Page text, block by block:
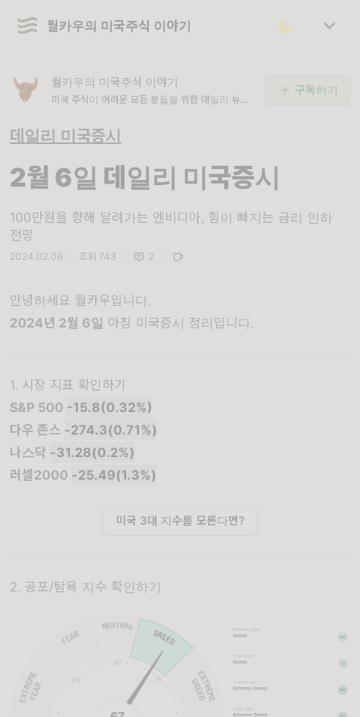
월카우의 미국주식 이야기
월카우의 미국주식 이야기
미국 주식이 어려운 모든 분들을 위한 데일리 뉴스
구독하기
데일리 미국증시
2월 6일 데일리 미국증시
100만원을 향해 달려가는 엔비디아, 힘이 빠지는 금리 인하
전망
2024.02.06 조회 743 2
안녕하세요 월카우입니다.
2024년 2월 6일 아침 미국증시 정리입니다.
1. 시장 지표 확인하기
S&P 500 -15.8(0.32%)
다우 존스 -274.3(0.71%)
나스닥 -31.28(0.2%)
러셀2000 -25.49(1.3%)
미국 3대 지수를 모른다면?
2. 공포/탐욕 지수 확인하기